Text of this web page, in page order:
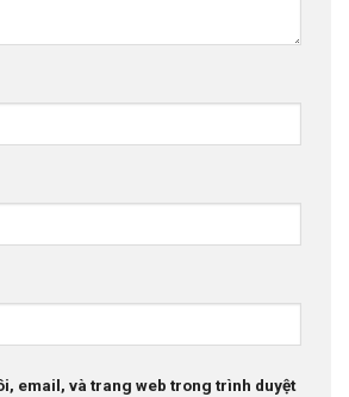
email, và trang web trong trình duyệt